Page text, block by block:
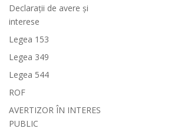
Declarații de avere și
interese
Legea 153
Legea 349
Legea 544
ROF
AVERTIZOR ÎN INTERES
PUBLIC